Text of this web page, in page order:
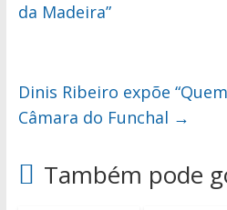
da Madeira”
Dinis Ribeiro expõe
Câmara do Funchal →
Também pode